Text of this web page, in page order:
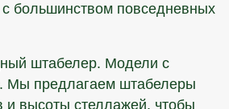
с большинством повседневных
штабелер. Модели с
Мы предлагаем штабелеры
и высоты стеллажей, чтобы